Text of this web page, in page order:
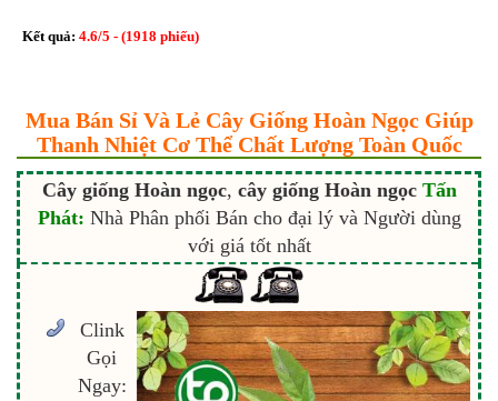
Kết quả: 4.6/5 - (1918 phiếu)
Mua Bán Sỉ Và Lẻ Cây Giống Hoàn Ngọc Giúp
Thanh Nhiệt Cơ Thể Chất Lượng Toàn Quốc
Cây giống Hoàn ngọc, cây giống Hoàn ngọc Tấn
Phát: Nhà Phân phối Bán cho đại lý và Người dùng
với giá tốt nhất
Clink
Gọi
Ngay: